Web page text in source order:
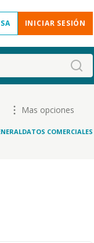
INICIAR SESIÓN
Mas opciones
DATOS COMERCIALES